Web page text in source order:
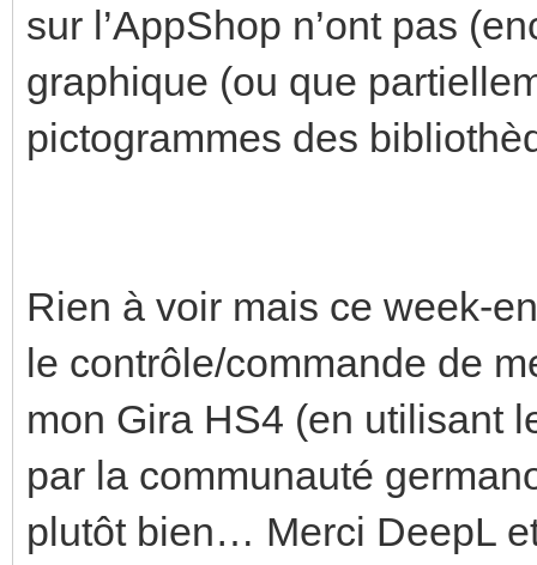
sur l’AppShop n’ont pas
graphique (ou que
pictogrammes des
Rien à voir mais ce week-
le contrôle/commande de
mon Gira HS4 (en utilisant
par la communauté
plutôt bien… Merci DeepL